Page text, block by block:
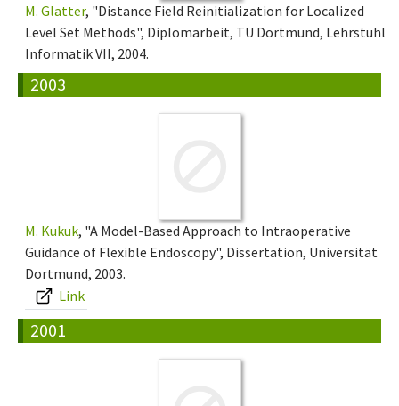
M. Glatter, "Distance Field Reinitialization for Localized
Level Set Methods", Diplomarbeit, TU Dortmund, Lehrstuhl
Informatik VII, 2004.
2003
M. Kukuk, "A Model-Based Approach to Intraoperative
Guidance of Flexible Endoscopy", Dissertation, Universität
Dortmund, 2003.
Link
2001